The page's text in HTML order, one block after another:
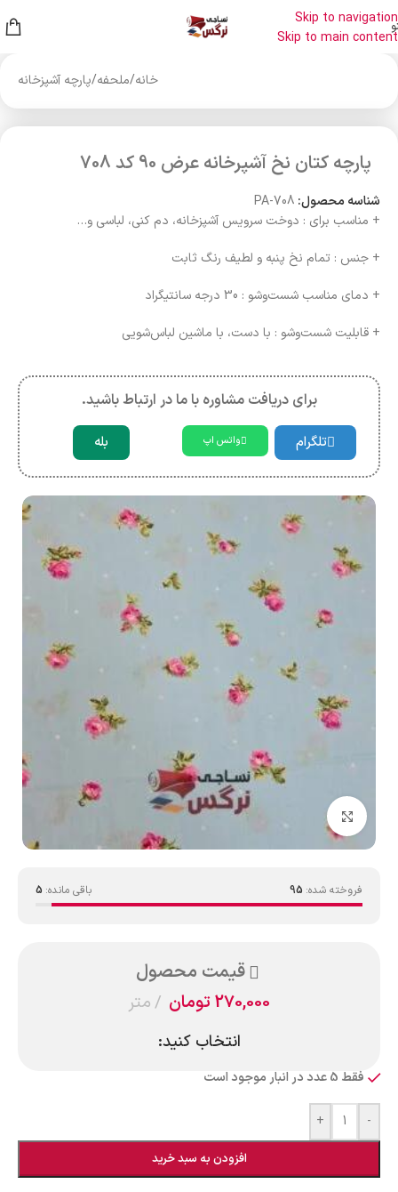
Skip to navigation
Skip to main content
خانه/ملحفه/پارچه آشپزخانه
پارچه کتان نخ آشپرخانه عرض 90 کد 708
شناسه محصول: PA-708
+ مناسب برای : دوخت سرویس آشپزخانه، دم کنی، لباسی و…
+ جنس : تمام نخ پنبه و لطیف رنگ ثابت
+ دمای مناسب شست‌وشو : 30 درجه سانتیگراد
+ قابلیت شست‌وشو : با دست، با ماشین لباس‌شویی
برای دریافت مشاوره با ما در ارتباط باشید.
تلگرام واتس اپ بله
بزرگنمایی تصویر
فروخته شده: 95 باقی مانده: 5
قیمت محصول
270,000تومان متر
انتخاب کنید:
فقط 5 عدد در انبار موجود است
-
+
افزودن به سبد خرید